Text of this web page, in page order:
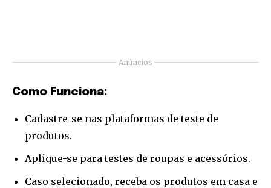
Anúncios
Como Funciona:
Cadastre-se nas plataformas de teste de
produtos.
Aplique-se para testes de roupas e acessórios.
Caso selecionado, receba os produtos em casa e